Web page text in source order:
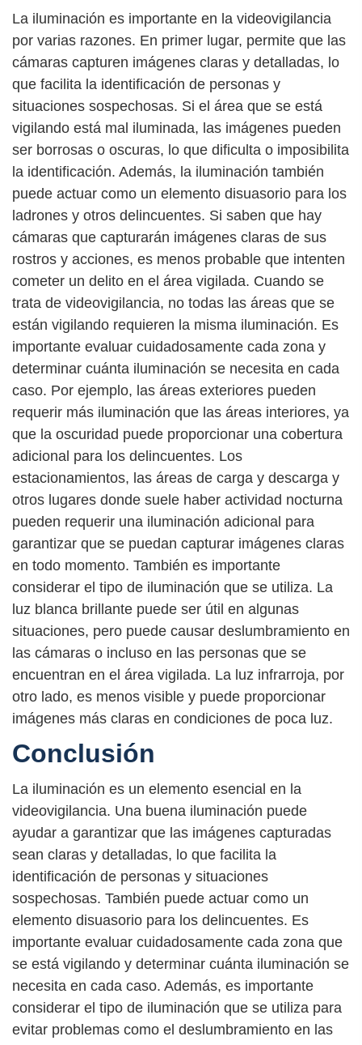
La iluminación es importante en la videovigilancia
por varias razones. En primer lugar, permite que las
cámaras capturen imágenes claras y detalladas, lo
que facilita la identificación de personas y
situaciones sospechosas. Si el área que se está
vigilando está mal iluminada, las imágenes pueden
ser borrosas o oscuras, lo que dificulta o imposibilita
la identificación. Además, la iluminación también
puede actuar como un elemento disuasorio para los
ladrones y otros delincuentes. Si saben que hay
cámaras que capturarán imágenes claras de sus
rostros y acciones, es menos probable que intenten
cometer un delito en el área vigilada. Cuando se
trata de videovigilancia, no todas las áreas que se
están vigilando requieren la misma iluminación. Es
importante evaluar cuidadosamente cada zona y
determinar cuánta iluminación se necesita en cada
caso. Por ejemplo, las áreas exteriores pueden
requerir más iluminación que las áreas interiores, ya
que la oscuridad puede proporcionar una cobertura
adicional para los delincuentes. Los
estacionamientos, las áreas de carga y descarga y
otros lugares donde suele haber actividad nocturna
pueden requerir una iluminación adicional para
garantizar que se puedan capturar imágenes claras
en todo momento. También es importante
considerar el tipo de iluminación que se utiliza. La
luz blanca brillante puede ser útil en algunas
situaciones, pero puede causar deslumbramiento en
las cámaras o incluso en las personas que se
encuentran en el área vigilada. La luz infrarroja, por
otro lado, es menos visible y puede proporcionar
imágenes más claras en condiciones de poca luz.
Conclusión
La iluminación es un elemento esencial en la
videovigilancia. Una buena iluminación puede
ayudar a garantizar que las imágenes capturadas
sean claras y detalladas, lo que facilita la
identificación de personas y situaciones
sospechosas. También puede actuar como un
elemento disuasorio para los delincuentes. Es
importante evaluar cuidadosamente cada zona que
se está vigilando y determinar cuánta iluminación se
necesita en cada caso. Además, es importante
considerar el tipo de iluminación que se utiliza para
evitar problemas como el deslumbramiento en las